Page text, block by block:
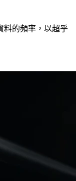
料的頻率，以超乎